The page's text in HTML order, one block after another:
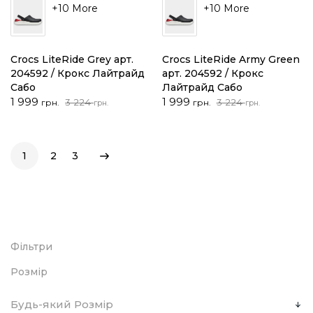
+10 More
Crocs LiteRide Grey арт.
204592 / Крокс Лайтрайд
Сабо
3 224грн.
Оригінальна
1 999 грн.
Поточна
+10 More
Crocs LiteRide Army Green
арт. 204592 / Крокс
Лайтрайд Сабо
3 224грн.
Оригінальна
1 999 грн.
Поточна
1 2 3
Фільтри
Розмір
Будь-який Розмір